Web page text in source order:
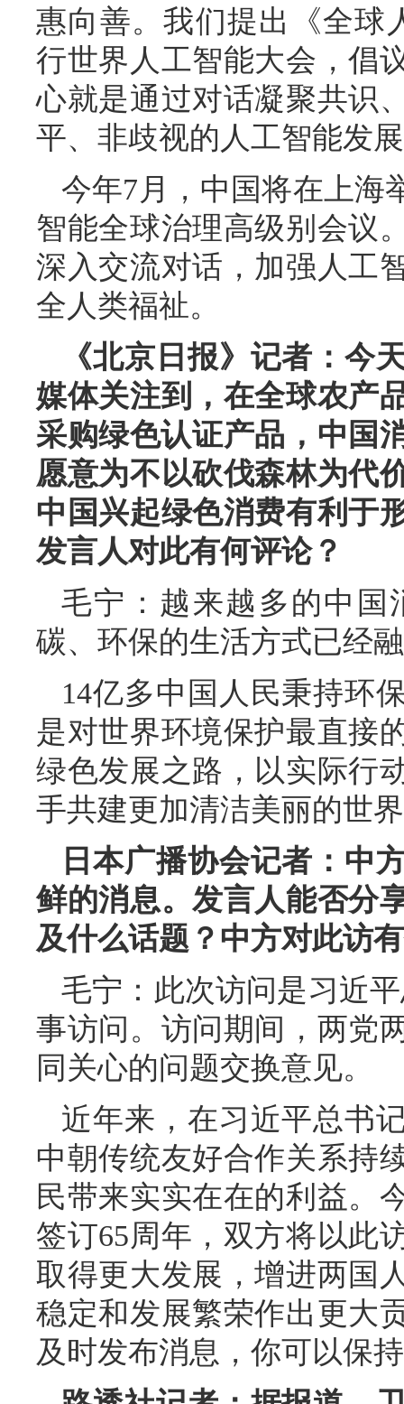
惠向善。我们提出《全球
行世界人工智能大会，倡
心就是通过对话凝聚共识
平、非歧视的人工智能发
今年7月，中国将在上海
智能全球治理高级别会议
深入交流对话，加强人工
全人类福祉。
《北京日报》记者：今
媒体关注到，在全球农产
采购绿色认证产品，中国
愿意为不以砍伐森林为代
中国兴起绿色消费有利于
发言人对此有何评论？
毛宁：越来越多的中国
碳、环保的生活方式已经
14亿多中国人民秉持环
是对世界环境保护最直接
绿色发展之路，以实际行
手共建更加清洁美丽的世
日本广播协会记者：中
鲜的消息。发言人能否分
及什么话题？中方对此访
毛宁：此次访问是习近
事访问。访问期间，两党
同关心的问题交换意见。
近年来，在习近平总书
中朝传统友好合作关系持
民带来实实在在的利益。
签订65周年，双方将以此
取得更大发展，增进两国
稳定和发展繁荣作出更大
及时发布消息，你可以保